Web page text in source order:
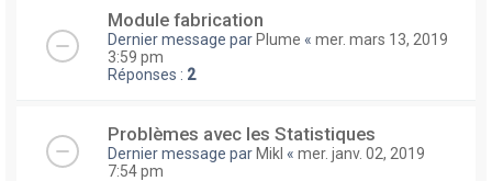
Module fabrication
Dernier message parPlume « mer. mars 13, 2019
3:59 pm
Réponses : 2
Problèmes avec les Statistiques
Dernier message parMikl « mer. janv. 02, 2019
7:54 pm